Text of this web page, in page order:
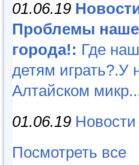
01.06.19
Проблемы
города!: Где
детям играть?.У
Алтайском
01.06.19 Новости
Посмотреть все